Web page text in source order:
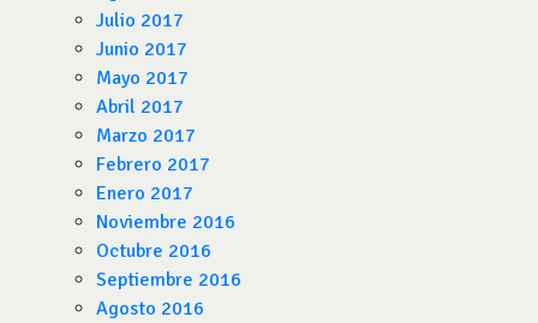
Julio 2017
Junio 2017
Mayo 2017
Abril 2017
Marzo 2017
Febrero 2017
Enero 2017
Noviembre 2016
Octubre 2016
Septiembre 2016
Agosto 2016